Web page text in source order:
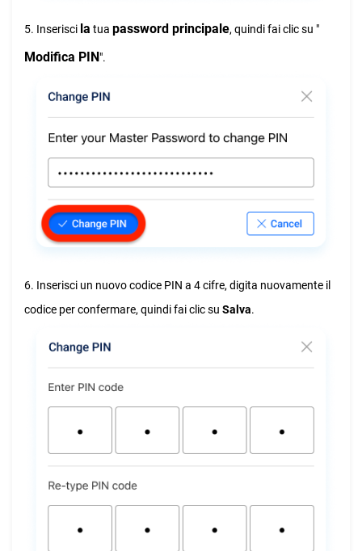
5. Inserisci la tua password principale, quindi fai clic su "
Modifica PIN ".
6. Inserisci un nuovo codice PIN a 4 cifre, digita nuovamente il
codice per confermare, quindi fai clic su Salva.